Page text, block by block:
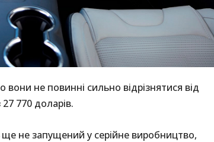
не повинні сильно відрізнятися від
770 доларів.
не запущений у серійне виробництво,